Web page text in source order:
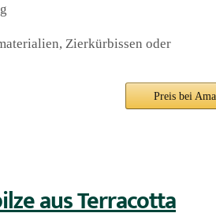
Zierkürbissen oder
Preis bei
aus Terracotta